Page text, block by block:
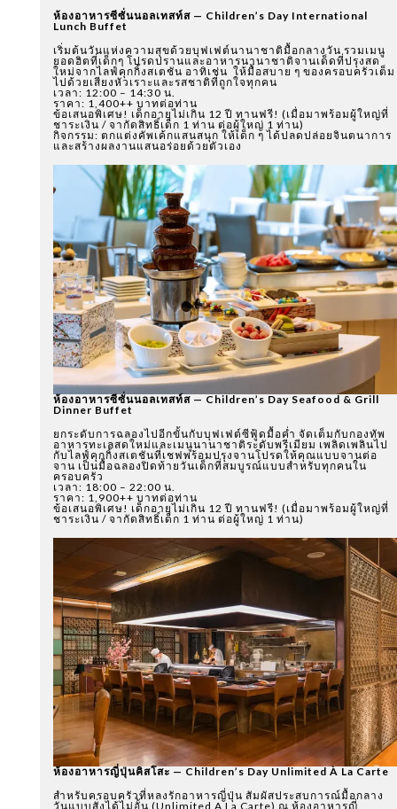
ห้องอาหารซีซั่นนอลเทสท์ส — Children’s Day International
Lunch Buffet
เริ่มต้นวันแห่งความสุขด้วยบุฟเฟต์นานาชาติมื้อกลางวัน รวมเมนู
ยอดฮิตที่เด็กๆ โปรดปรานและอาหารนานาชาติจานเด็ดที่ปรุงสด
ใหม่จากไลฟ์คุกกิ้งสเตชัน อาทิเช่น ให้มื้อสบาย ๆ ของครอบครัวเต็ม
ไปด้วยเสียงหัวเราะและรสชาติที่ถูกใจทุกคน
เวลา: 12:00 – 14:30 น.
ราคา: 1,400++ บาทต่อท่าน
ข้อเสนอพิเศษ! เด็กอายุไม่เกิน 12 ปี ทานฟรี! (เมื่อมาพร้อมผู้ใหญ่ที่
ชาระเงิน / จากัดสิทธิ์เด็ก 1 ท่าน ต่อผู้ใหญ่ 1 ท่าน)
กิจกรรม: ตกแต่งคัพเค้กแสนสนุก ให้เด็ก ๆ ได้ปลดปล่อยจินตนาการ
และสร้างผลงานแสนอร่อยด้วยตัวเอง
ห้องอาหารซีซั่นนอลเทสท์ส — Children’s Day Seafood & Grill
Dinner Buffet
ยกระดับการฉลองไปอีกขั้นกับบุฟเฟต์ซีฟู้ดมื้อค่ำ จัดเต็มกับกองทัพ
อาหารทะเลสดใหม่และเมนูนานาชาติระดับพรีเมียม เพลิดเพลินไป
กับไลฟ์คุกกิ้งสเตชันที่เชฟพร้อมปรุงจานโปรดให้คุณแบบจานต่อ
จาน เป็นมื้อฉลองปิดท้ายวันเด็กที่สมบูรณ์แบบสำหรับทุกคนใน
ครอบครัว
เวลา: 18:00 – 22:00 น.
ราคา: 1,900++ บาทต่อท่าน
ข้อเสนอพิเศษ! เด็กอายุไม่เกิน 12 ปี ทานฟรี! (เมื่อมาพร้อมผู้ใหญ่ที่
ชาระเงิน / จากัดสิทธิ์เด็ก 1 ท่าน ต่อผู้ใหญ่ 1 ท่าน)
ห้องอาหารญี่ปุ่นคิสโสะ — Children’s Day Unlimited À La Carte
สำหรับครอบครัวที่หลงรักอาหารญี่ปุ่น สัมผัสประสบการณ์มื้อกลาง
วันแบบสั่งได้ไม่อั้น (Unlimited A La Carte) ณ ห้องอาหารญี่